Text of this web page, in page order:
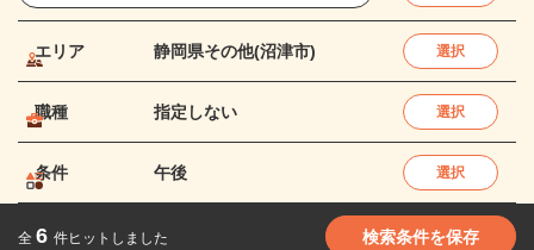
エリア 静岡県その他(沼津市) 選択
職種 指定しない 選択
条件 午後 選択
全 6 件ヒットしました 検索条件を保存